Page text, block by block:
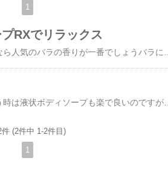
1
RXでリラックス
やっぱり固形石鹸！洗顔は洗顔フォーム、体を洗う時は液状ボディソープも楽で良いのですが、泡立てることを厳かになってしまいそうです。また、液状ソープだと何だかヌルヌルして洗いあがった実感がありません。その点、固形石鹸ならさっぱり汚れが落ちるし、コスパも良いのも魅力ですただ、髪を洗う場合、シャンプーの代わりとして固形石鹸で洗うのは個人的にはどうか？と思います。私も試しに石鹸で髪を洗ってみたのですが、ゴワゴワしてダメでした。しかし、石鹸によっては大丈夫かなぁと思うものはありました。それは”アイボリー石鹸”です。この石鹸なら全身OKでした。 アイボリー アロエの香り 皮膚科からの推奨もあり、口コミも好評であるアイボリーは固形石鹸の他に、洗濯洗剤、食器洗い洗剤などもあり、すべてが肌にやさしいものです。私は、上記の写真の通り、アロエの香りの方を愛用しています。もちろん普通の青いパッケージのジンジャーのような香りも使うこともあります。でも、アロエは米国製だけにあってメロンような爽やかな香りがして気に入っています。これで全身を洗った後はいい香りが広がるし、まだ使っていない石鹸は洋服ダンスやクローゼットにも入れています。上記の写真ですが、今回は某スギ薬局で売っていました。通常、スギ薬局や他のDSチェーン店によってはアイボリー石鹸を取り扱っていない店舗も少なくありません。たとえ取り扱っていたとしても青い方の石鹸が多いと思います。アロエの香りの石鹸はネット通販はともかく、私が知っている限りではドンキホーテ、西友（アロエの香りはポンプソープのみ）、コストコなどのワールドインポートです。いつか、お出かけしている間でそれを見つけたら即買ってストックしています。でも、基本的にコスパは最高です。アイボリー石鹸 アロエ(113g*4コ入*2コセット)【アイボリー(IVORY)】[アイボリー…ブログを読んでくださりありがとうございました。にほんブログ村
件 (2件中 1-2件目)
1